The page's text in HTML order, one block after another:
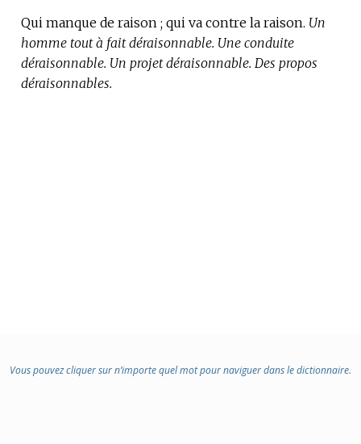
Qui manque de raison ; qui va contre la raison. Un
homme tout à fait déraisonnable. Une conduite
déraisonnable. Un projet déraisonnable. Des propos
déraisonnables.
Vous pouvez cliquer sur n’importe quel mot pour naviguer dans le dictionnaire.